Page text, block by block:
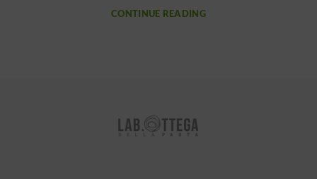
CONTINUE READING